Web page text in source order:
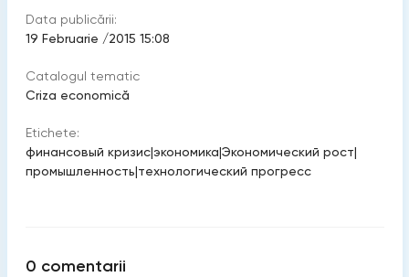
Data publicării:
19 Februarie /2015 15:08
Catalogul tematic
Criza economică
Etichete:
финансовый кризис|экономика|Экономический рост|
промышленность|технологический прогресс
0 comentarii